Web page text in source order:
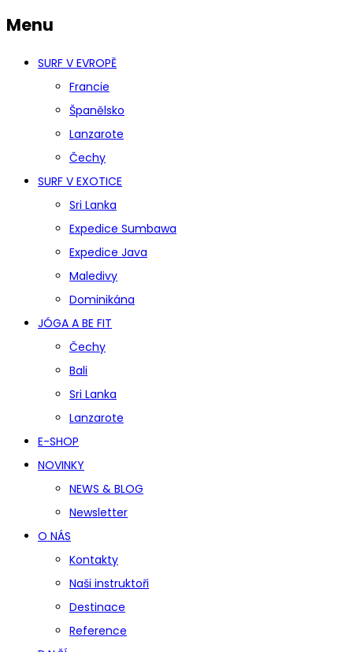
Menu
SURF V EVROPĚ
Francie
Španělsko
Lanzarote
Čechy
SURF V EXOTICE
Sri Lanka
Expedice Sumbawa
Expedice Java
Maledivy
Dominikána
JÓGA A BE FIT
Čechy
Bali
Sri Lanka
Lanzarote
E-SHOP
NOVINKY
NEWS & BLOG
Newsletter
O NÁS
Kontakty
Naši instruktoři
Destinace
Reference